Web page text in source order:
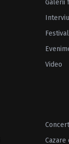
Galerii
Video
Cazare